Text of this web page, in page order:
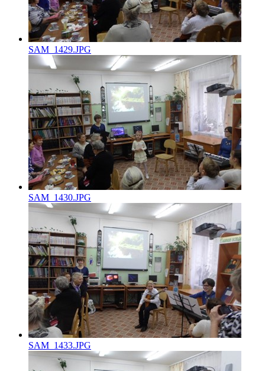
SAM_1429.JPG
SAM_1430.JPG
SAM_1433.JPG